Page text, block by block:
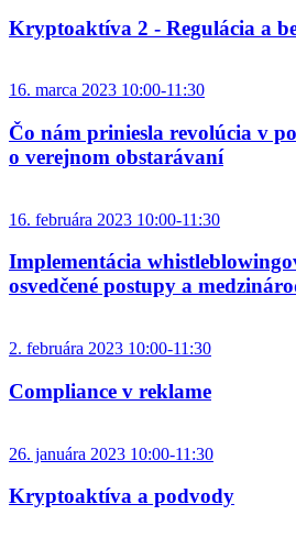
Kryptoaktíva 2 - Regulácia a
16. marca 2023 10:00-11:30
Čo nám priniesla revolúcia v
o verejnom obstarávaní
16. februára 2023 10:00-11:30
Implementácia
osvedčené postupy a
2. februára 2023 10:00-11:30
Compliance v reklame
26. januára 2023 10:00-11:30
Kryptoaktíva a podvody